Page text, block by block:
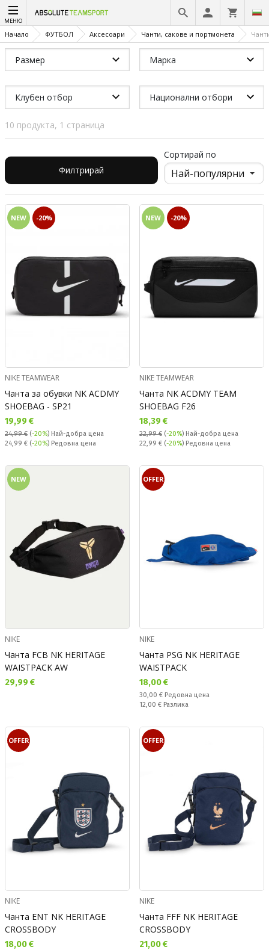
МЕНЮ
Начало ФУТБОЛ Аксесоари Чанти, сакове и портмонета
Размер Марка
Клубен отбор Национални отбори
10 продукта, 1 страница
Филтрирай
Сортирай по
NEW -20%
NIKE TEAMWEAR
Чанта за обувки NK ACDMY
SHOEBAG - SP21
Текуща цена:
19,99 €
24,99 € (-20%) Най-добра цена
Редовна цена:
24,99 € (-20%) Редовна цена
NEW -20%
NIKE TEAMWEAR
Чанта NK ACDMY TEAM
SHOEBAG F26
Текуща цена:
18,39 €
22,99 € (-20%) Най-добра цена
Редовна цена:
22,99 € (-20%) Редовна цена
NEW
NIKE
Чанта FCB NK HERITAGE
WAISTPACK AW
Текуща цена:
29,99 €
OFFER
NIKE
Чанта PSG NK HERITAGE
WAISTPACK
Текуща цена:
18,00 €
Редовна цена:
30,00 € Редовна цена
Спестявате:
12,00 € Разлика
OFFER
NIKE
Чанта ENT NK HERITAGE
CROSSBODY
Текуща цена:
18,00 €
OFFER
NIKE
Чанта FFF NK HERITAGE
CROSSBODY
Текуща цена:
21,00 €